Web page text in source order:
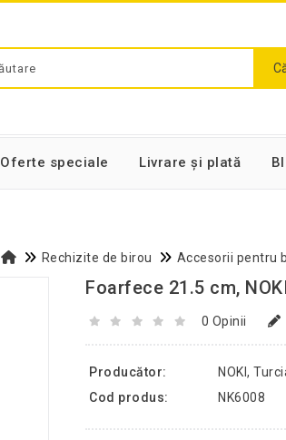
Oferte speciale Livrare și plată
Rechizite de birou Accesorii pentru
Foarfece 21.5 cm,
0 Opinii
Producător:
NOKI,
Cod produs:
NK6008